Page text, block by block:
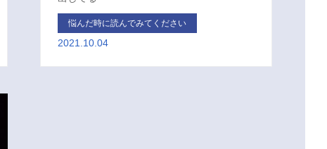
悩んだ時に読んでみてください
2021.10.04